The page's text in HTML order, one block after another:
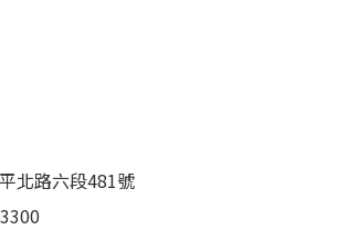
北路六段481號